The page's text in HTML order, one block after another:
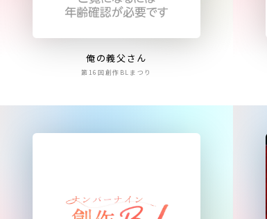
俺の義父さん
第16回創作BLまつり